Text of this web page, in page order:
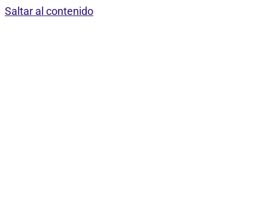
Saltar al contenido